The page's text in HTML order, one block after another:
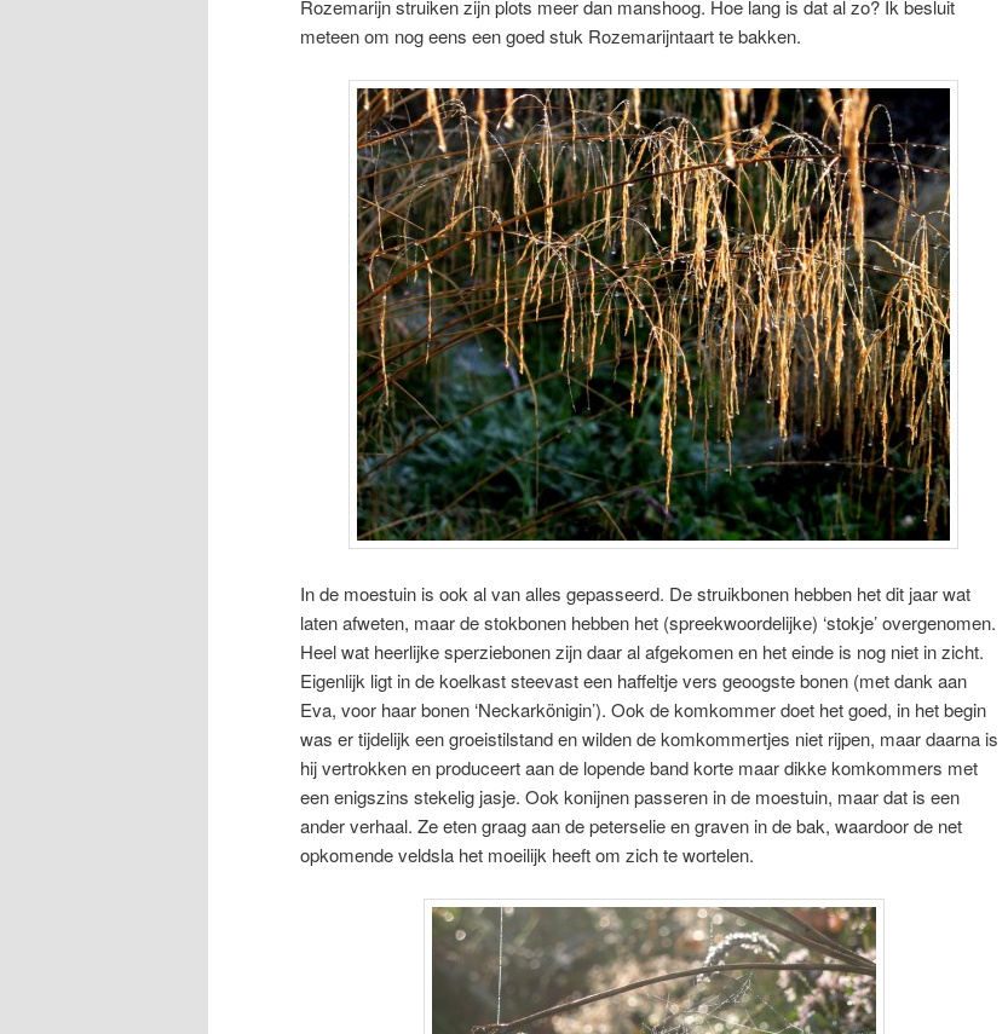
Rozemarijn struiken zijn plots meer dan manshoog. Hoe lang is dat al zo? Ik besluit
meteen om nog eens een goed stuk Rozemarijntaart te bakken.
In de moestuin is ook al van alles gepasseerd. De struikbonen hebben het dit jaar wat
laten afweten, maar de stokbonen hebben het (spreekwoordelijke) ‘stokje’ overgenomen.
Heel wat heerlijke sperziebonen zijn daar al afgekomen en het einde is nog niet in zicht.
Eigenlijk ligt in de koelkast steevast een haffeltje vers geoogste bonen (met dank aan
Eva, voor haar bonen ‘Neckarkönigin’). Ook de komkommer doet het goed, in het begin
was er tijdelijk een groeistilstand en wilden de komkommertjes niet rijpen, maar daarna is
hij vertrokken en produceert aan de lopende band korte maar dikke komkommers met
een enigszins stekelig jasje. Ook konijnen passeren in de moestuin, maar dat is een
ander verhaal. Ze eten graag aan de peterselie en graven in de bak, waardoor de net
opkomende veldsla het moeilijk heeft om zich te wortelen.